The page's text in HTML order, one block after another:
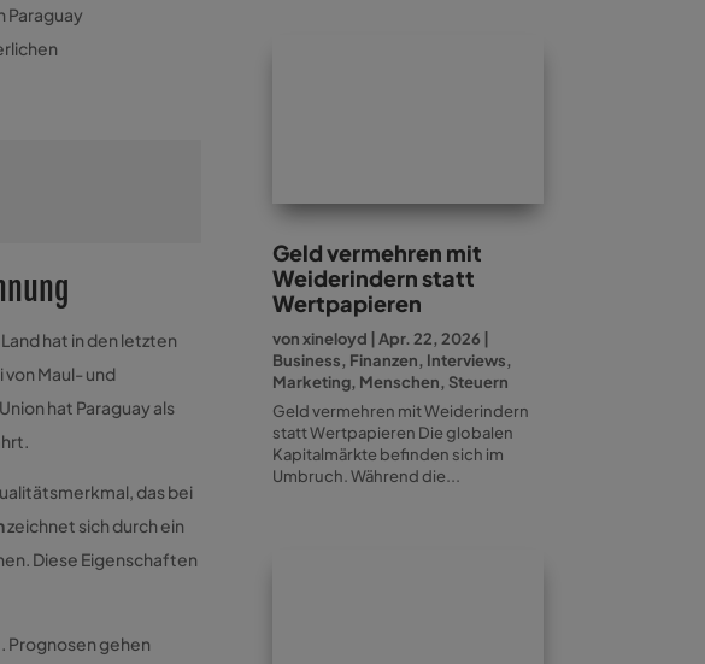
Paraguay
hat in den letzten
Maul- und
hat Paraguay als
das bei
zeichnet sich durch ein
Diese Eigenschaften
Prognosen gehen
Geld vermehren mit
Weiderindern statt
Wertpapieren
vonxineloyd |Apr. 22, 2026
Business, Finanzen, Interviews,
Marketing, Menschen, Steuern
Geld vermehren mit Weiderindern
statt Wertpapieren Die globalen
Kapitalmärkte befinden sich im
Umbruch. Während die...